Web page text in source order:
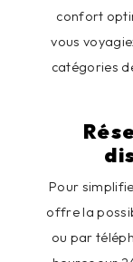
confort
vous
catégories
Pour
offre la
ou par